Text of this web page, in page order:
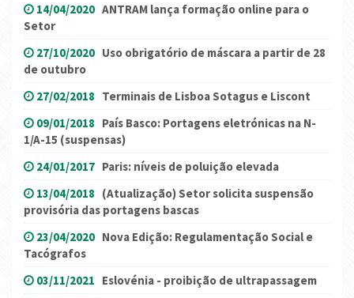
14/04/2020 ANTRAM lança formação online para o
Setor
27/10/2020 Uso obrigatório de máscara a partir de 28
de outubro
27/02/2018 Terminais de Lisboa Sotagus e Liscont
09/01/2018 País Basco: Portagens eletrónicas na N-
1/A-15 (suspensas)
24/01/2017 Paris: níveis de poluição elevada
13/04/2018 (Atualização) Setor solicita suspensão
provisória das portagens bascas
23/04/2020 Nova Edição: Regulamentação Social e
Tacógrafos
03/11/2021 Eslovénia - proibição de ultrapassagem